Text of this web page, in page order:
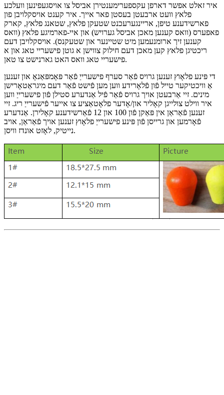
איר זאלט ​​אפשר דארפן עקספערימענטירן אביסל צו אויסגעפינען וועלכע
פלאץ וועט ארבעטן בעסטן פאר אייך. איר קענט אויסקלויבן פון
פארשידענע טיפן, אריינגערעכנט שטעקן פלאץ, שטאנג פלאץ, קארק
פאפערס (וואס קענען מאכן אביסל גערויש) און איי-פארמיגע פלאץ (וואס
קענען זיך ארומנעמען מיט שטיינער און שטעקנס). אויסקלויבן דעם
ריכטיגן פלאץ קען מאכן דעם חילוק צווישן א גוטן פישעריי טאג און א
פישעריי טאג וואס האט גארנישט צו טאן.
די פּינע פלאָוץ זענען גרויס פֿאַר סערף פישערייַ פֿאַר פּאָמפּאַנאָ און זענען
אַ וויכטיקער טייל פֿון פֿלאָרידע ווען מען פֿישט פֿאַר דעם מיגראַטאָרישן
מינים. זיי אַרבעטן אויך גרויס פֿאַר פֿיל אַנדערע סטילן פֿון פישערייַ ווען
איר ווילט צולייגן קאָליר און/אָדער פלאָטאַציע צו אייער פֿישערייַ ריג. זיי
זענען פֿאַראַן אין פּאַקן פֿון 100 און 12 פֿאַרשידענע קאָלירן. אַנדערע
פֿאָרמען און גרייסן פֿון פּינע פישערייַ פלאָוץ זענען אויך פֿאַראַן, אויב
נייטיק, לאָזט אונדז וויסן.